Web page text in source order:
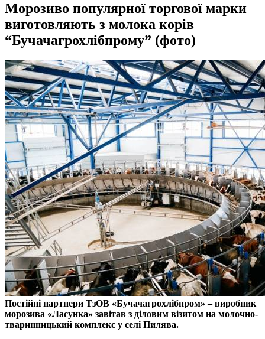
Морозиво популярної торгової марки
виготовляють з молока корів
“Бучачагрохлібпрому” (фото)
Постійні партнери ТзОВ «Бучачагрохлібпром» – виробник
морозива «Ласунка» завітав з діловим візитом на молочно-
тваринницький комплекс у селі Пилява.